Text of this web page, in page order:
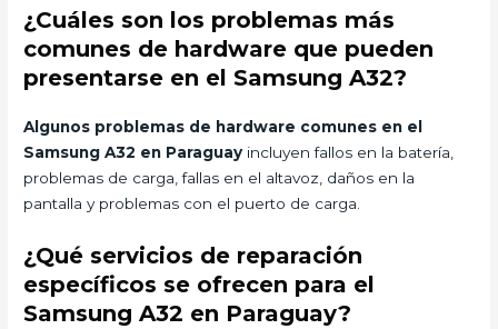
¿Cuáles son los problemas más
comunes de hardware que pueden
presentarse en el Samsung A32?
Algunos problemas de hardware comunes en el
Samsung A32 en Paraguay incluyen fallos en la batería,
problemas de carga, fallas en el altavoz, daños en la
pantalla y problemas con el puerto de carga.
¿Qué servicios de reparación
específicos se ofrecen para el
Samsung A32 en Paraguay?